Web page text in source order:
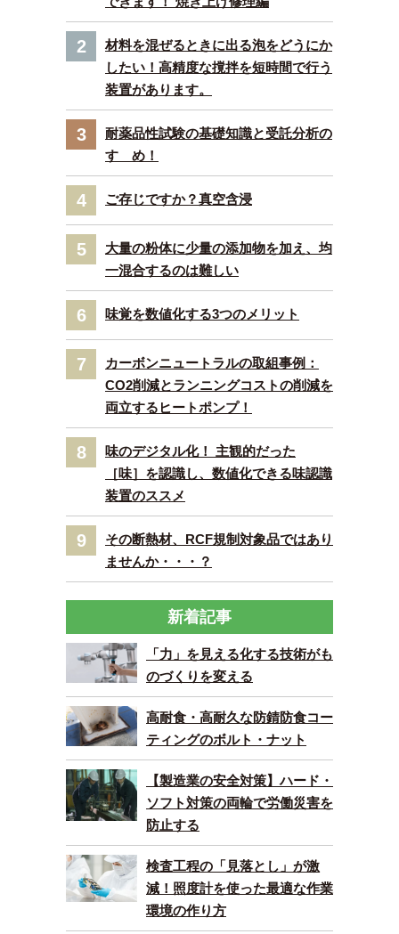
2
材料を混ぜるときに出る泡をどうにか
したい！高精度な撹拌を短時間で行う
装置があります。
3
耐薬品性試験の基礎知識と受託分析の
すゝめ！
4 ご存じですか？真空含浸
5
大量の粉体に少量の添加物を加え、均
一混合するのは難しい
6 味覚を数値化する3つのメリット
7
カーボンニュートラルの取組事例：
CO2削減とランニングコストの削減を
両立するヒートポンプ！
8
味のデジタル化！ 主観的だった
［味］を認識し、数値化できる味認識
装置のススメ
9
その断熱材、RCF規制対象品ではあり
ませんか・・・？
新着記事
「力」を見える化する技術がも
のづくりを変える
高耐食・高耐久な防錆防食コー
ティングのボルト・ナット
【製造業の安全対策】ハード・
ソフト対策の両輪で労働災害を
防止する
検査工程の「見落とし」が激
減！照度計を使った最適な作業
環境の作り方